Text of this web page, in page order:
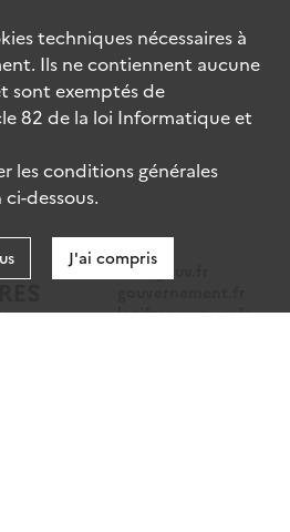
data.gouv.fr
legifrance.gouv.fr
techniques nécessaires à
Ils ne contiennent aucune
sont exemptés de
82 de la loi Informatique et
les conditions générales
dessous.
J'ai compris